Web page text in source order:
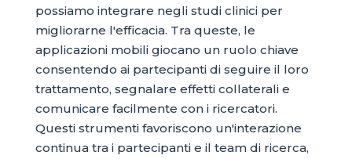
possiamo integrare negli studi clinici per
migliorarne l'efficacia. Tra queste, le
applicazioni mobili giocano un ruolo chiave
consentendo ai partecipanti di seguire il loro
trattamento, segnalare effetti collaterali e
comunicare facilmente con i ricercatori.
Questi strumenti favoriscono un'interazione
continua tra i partecipanti e il team di ricerca,